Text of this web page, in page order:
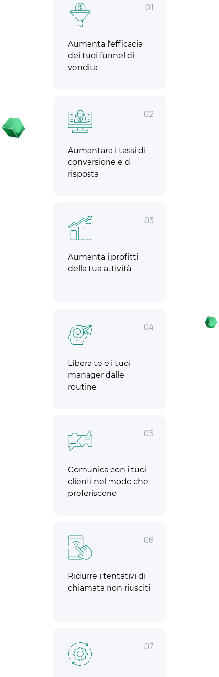
01
Aumenta l'efficacia
dei tuoi funnel di
vendita
02
Aumentare i tassi di
conversione e di
risposta
03
Aumenta i profitti
della tua attività
04
Libera te e i tuoi
manager dalle
routine
05
Comunica con i tuoi
clienti nel modo che
preferiscono
06
Ridurre i tentativi di
chiamata non riusciti
07